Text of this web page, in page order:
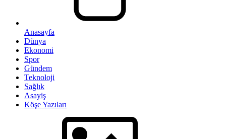
Anasayfa
Dünya
Ekonomi
Spor
Gündem
Teknoloji
Sağlık
Asayiş
Köşe Yazıları